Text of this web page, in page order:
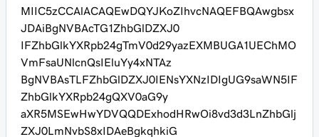
MIIC5zCCAlACAQEwDQYJKoZIhvcNAQEFBQAwgbsx
JDAiBgNVBAcTG1ZhbGlDZXJ0
IFZhbGlkYXRpb24gTmV0d29yazEXMBUGA1UEChMO
VmFsaUNlcnQsIEluYy4xNTAz
BgNVBAsTLFZhbGlDZXJ0IENsYXNzIDIgUG9saWN5IF
ZhbGlkYXRpb24gQXV0aG9y
aXR5MSEwHwYDVQQDExhodHRwOi8vd3d3LnZhbGlj
ZXJ0LmNvbS8xIDAeBgkqhkiG